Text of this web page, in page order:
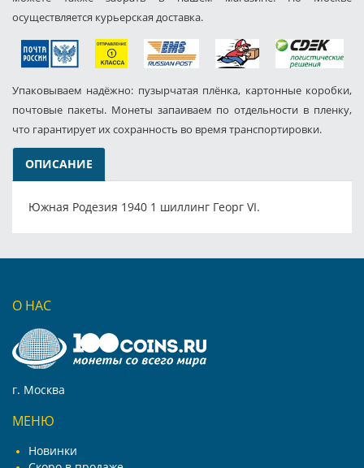
осуществляется курьерская доставка.
Упаковываем надёжно: пузырчатая плёнка, картонные коробки,
почтовые пакеты. Монеты запаиваем по отдельности в пленку,
что гарантирует их сохранность во время транспортировки.
ОПИСАНИЕ
Южная Родезия 1940 1 шиллинг Георг VI.
О НАС
г. Москва
МЕНЮ
Новинки